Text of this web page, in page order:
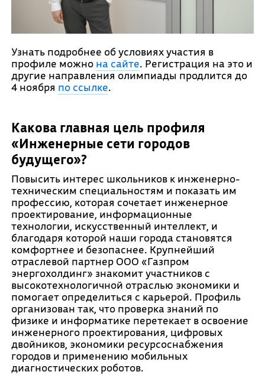
Узнать подробнее об условиях участия в
профиле можно на сайте. Регистрация на это и
другие направления олимпиады продлится до
4 ноября по ссылке.
Какова главная цель профиля
«Инженерные сети городов
будущего»?
Повысить интерес школьников к инженерно-
техническим специальностям и показать им
профессию, которая сочетает инженерное
проектирование, информационные
технологии, искусственный интеллект, и
благодаря которой наши города становятся
комфортнее и безопаснее. Крупнейший
отраслевой партнер ООО «Газпром
энергохолдинг» знакомит участников с
высокотехнологичной отраслью экономики и
помогает определиться с карьерой. Профиль
организован так, что проверка знаний по
физике и информатике перетекает в освоение
инженерного проектирования, цифровых
двойников, экономики ресурсоснабжения
городов и применению мобильных
диагностических роботов.